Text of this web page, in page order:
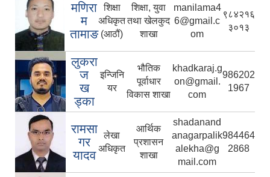
मणिरा
म
तामाङ
शिक्षा
अधिकृत
(आठौं)
शिक्षा, युवा
तथा खेलकुद
शाखा
manilama4
6@gmail.c
om
९८४२१६
३०१३
लुकरा
ज
ख
ड्का
इन्जिनि
यर
भौतिक
पूर्वाधार
विकास शाखा
khadkaraj.g
on@gmail.
com
986202
1967
रामसा
गर
यादव
लेखा
अधिकृत
आर्थिक
प्रशासन
शाखा
shadanand
anagarpalik
alekha@g
mail.com
984464
2868